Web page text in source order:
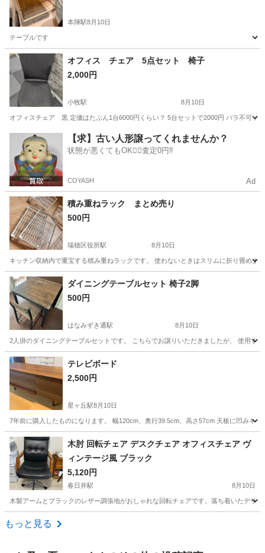
本陣駅8月10日
テーブルです
愛知 名古屋市 オフィス チェア 5点セット 椅子
2,000円
小牧駅 8月10日
オフィスチェア 黒 定価はたぶん1台6000円くらい？ 5台セットで2000円 バラ不可
小牧市 小牧駅 ソファ
【求】古い人形譲ってくれませんか？
状態が悪くてもOK🙆‍♀️査定0円‼️
COYASH Ad
積み重ねラック まとめ売り
500円
瑞穂区役所駅 8月10日
キッチン収納内で重宝する積み重ねラックです。 使わないときはスリムに折り畳め
愛知 名古屋市 瑞穂区役所駅 収納家具
ダイニングテーブルセット 椅子2脚
500円
はなみずき通駅 8月10日
2人掛のダイニングテーブルセットです。 こちらでお譲りいただきましたが、 使用す
愛知 尾張旭市 はなみずき通駅
テレビボード
2,500円
星ヶ丘駅8月10日
7年前に購入したものになります。 幅120cm、奥行39.5cm、高さ57cm 天板に凹みキ
愛知 名古屋市 星ヶ丘駅
木肘 回転チェア デスクチェア オフィスチェア ヴ
ィンテージ風 ブラック
5,120円
春日井駅 8月10日
木製アームとブラックのレザー調張地がおしゃれな回転チェアです。落ち着いたデザ
愛知 春日井市
もっと見る